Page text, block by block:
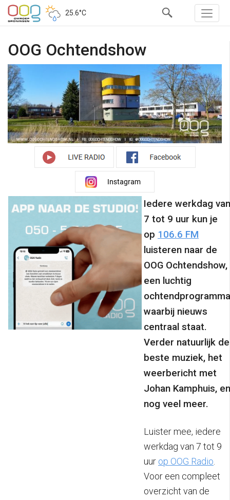
25.6°C
OOG Ochtendshow
Iedere werkdag van
7 tot 9 uur kun je
op 106.6 FM
luisteren naar de
OOG Ochtendshow,
een luchtig
ochtendprogramma
waarbij nieuws
centraal staat.
Verder natuurlijk de
beste muziek, het
weerbericht met
Johan Kamphuis, en
nog veel meer.
Luister mee, iedere
werkdag van 7 tot 9
uur op OOG Radio
Voor een compleet
overzicht van de